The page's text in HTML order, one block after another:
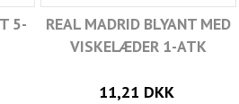
5-
REAL MADRID BLYANT MED
VISKELÆDER 1-ATK
11,21 DKK